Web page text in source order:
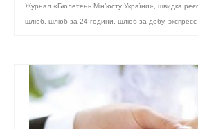
Журнал «Бюлетень Мін’юсту України»
швидка
шлюб шлюб за 24 години шлюб за добу,